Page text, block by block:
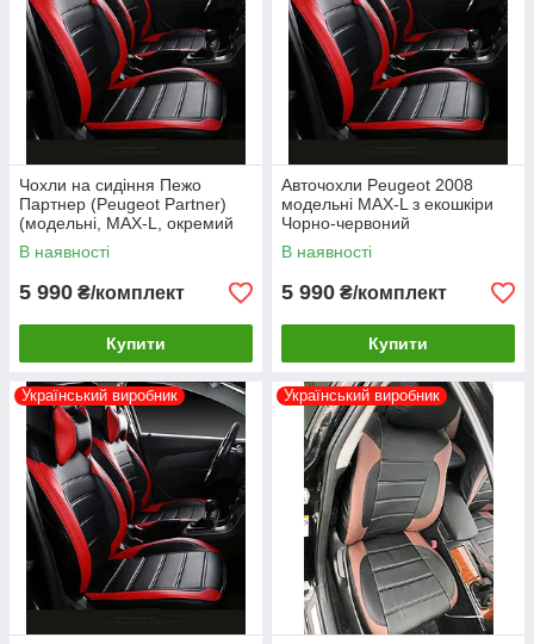
Чохли на сидіння Пежо
Партнер (Peugeot Partner)
(модельні, MAX-L, окремий
підголовник) Чорно-червоний
В наявності
5 990 ₴/комплект
Купити
Авточохли Peugeot 2008
модельні MAX-L з екошкіри
Чорно-червоний
В наявності
5 990 ₴/комплект
Купити
Український виробник Український виробник